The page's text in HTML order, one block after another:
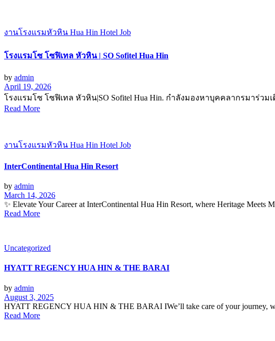
งานโรงแรมหัวหิน Hua Hin Hotel Job
โรงเเรมโซ โซฟิเทล หัวหิน | SO Sofitel Hua Hin
by admin
April 19, 2026
โรงเเรมโซ โซฟิเทล หัวหิน|SO Sofitel Hua Hin. กำลังมองหาบุคคลากรมาร่ว
Read More
งานโรงแรมหัวหิน Hua Hin Hotel Job
InterContinental Hua Hin Resort
by admin
March 14, 2026
✨ Elevate Your Career at InterContinental Hua Hin Resort, where Heritage Meets
Read More
Uncategorized
HYATT REGENCY HUA HIN & THE BARAI
by admin
August 3, 2025
HYATT REGENCY HUA HIN & THE BARAI IWe’ll take care of your journey,
Read More